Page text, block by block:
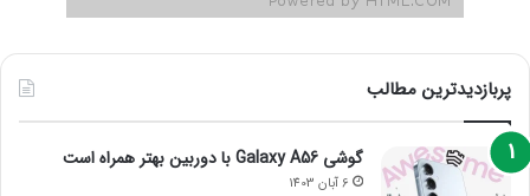
پربازدیدترین مطالب
گوشی Galaxy A56 با دوربین بهتر همراه است
6 آبان 1403